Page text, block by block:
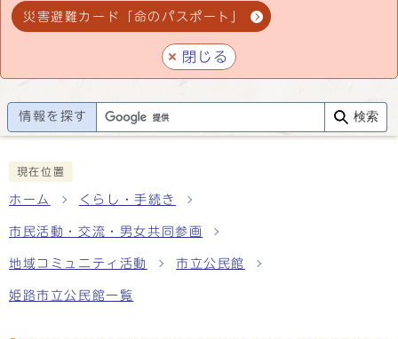
災害避難カード「命のパスポート」
閉じる
情報を探す 検索
現在位置
ホーム くらし・手続き
市民活動・交流・男女共同参画
地域コミュニティ活動 市立公民館
姫路市立公民館一覧